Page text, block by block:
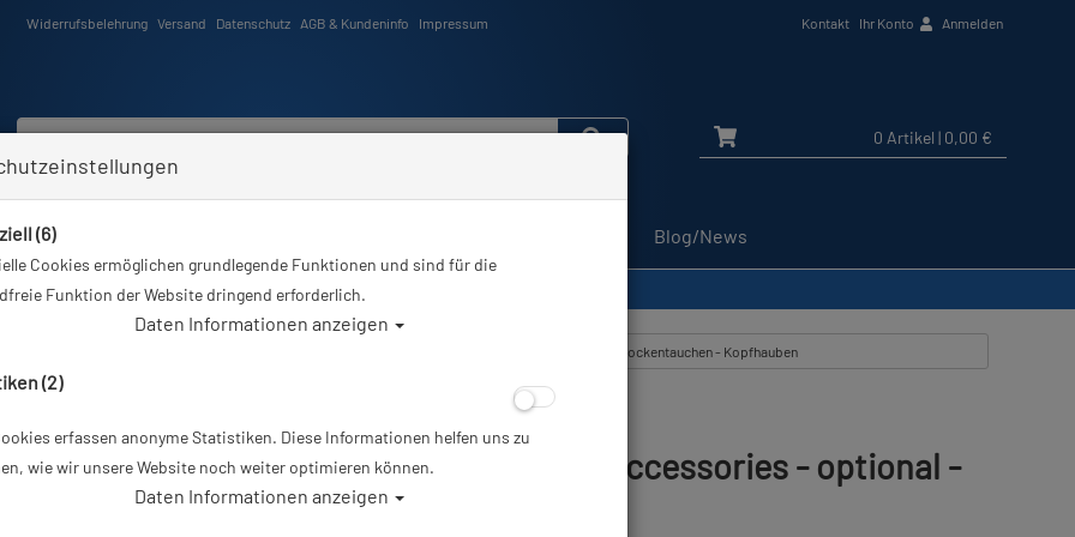
Widerrufsbelehrung Versand Datenschutz AGB & Kundeninfo Impressum Kontakt Ihr Konto Anmelden
0 Artikel | 0,00 €
Blog/News
hier Tauchausrüstung Scubaforce - Drysuit Accessories - optional - Neoprene Hood 8mm
Alle Artikel zeigen aus: Trockentauchen - Kopfhauben
Scubaforce - Drysuit Accessories - optional -
Neoprene Hood 8mm
(6)
Cookies ermöglichen grundlegende Funktionen und sind für die
Funktion der Website dringend erforderlich.
Daten Informationen anzeigen
(2)
erfassen anonyme Statistiken. Diese Informationen helfen uns zu
wie wir unsere Website noch weiter optimieren können.
Daten Informationen anzeigen